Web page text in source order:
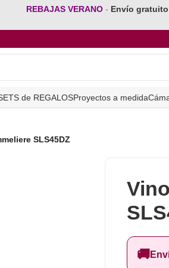
REBAJAS VERANO - Envío gratuito
de REGALOSProyectos a medida
SLS45DZ
🚚